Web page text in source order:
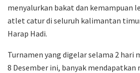
menyalurkan bakat dan kemampuan
atlet catur di seluruh kalimantan
Harap Hadi.
Turnamen yang digelar selama 2 hari
8 Desember ini, banyak